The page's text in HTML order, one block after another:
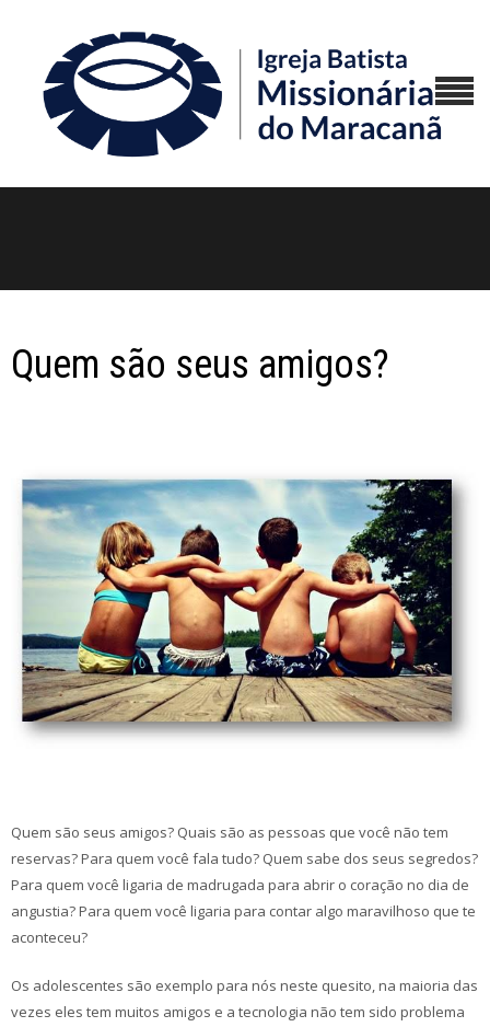
Quem são seus amigos?
Quem são seus amigos? Quais são as pessoas que você não tem
reservas? Para quem você fala tudo? Quem sabe dos seus segredos?
Para quem você ligaria de madrugada para abrir o coração no dia de
angustia? Para quem você ligaria para contar algo maravilhoso que te
aconteceu?
Os adolescentes são exemplo para nós neste quesito, na maioria das
vezes eles tem muitos amigos e a tecnologia não tem sido problema